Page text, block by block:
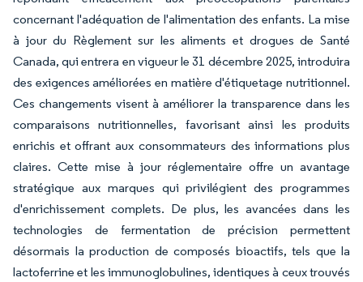
concernant l'adéquation de l'alimentation des enfants. La mise
à jour du Règlement sur les aliments et drogues de Santé
Canada, qui entrera en vigueur le 31 décembre 2025, introduira
des exigences améliorées en matière d'étiquetage nutritionnel.
Ces changements visent à améliorer la transparence dans les
comparaisons nutritionnelles, favorisant ainsi les produits
enrichis et offrant aux consommateurs des informations plus
claires. Cette mise à jour réglementaire offre un avantage
stratégique aux marques qui privilégient des programmes
d'enrichissement complets. De plus, les avancées dans les
technologies de fermentation de précision permettent
désormais la production de composés bioactifs, tels que la
lactoferrine et les immunoglobulines, identiques à ceux trouvés